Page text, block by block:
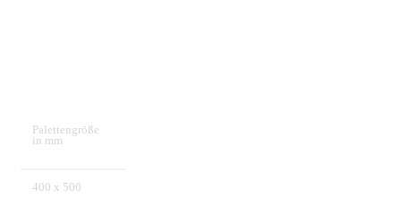
Palettengröße
in mm
400 x 500